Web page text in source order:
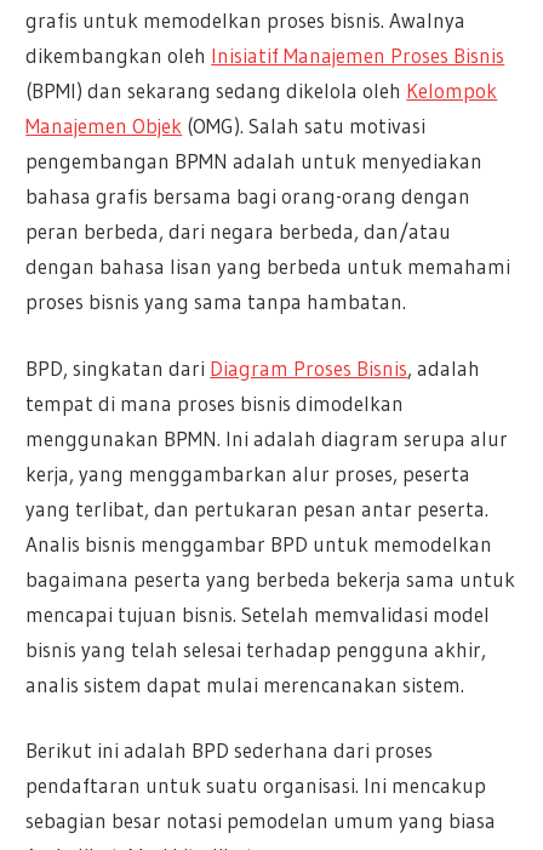
grafis untuk memodelkan proses bisnis. Awalnya
dikembangkan oleh Inisiatif Manajemen Proses Bisnis
(BPMI) dan sekarang sedang dikelola oleh Kelompok
Manajemen Objek (OMG). Salah satu motivasi
pengembangan BPMN adalah untuk menyediakan
bahasa grafis bersama bagi orang-orang dengan
peran berbeda, dari negara berbeda, dan/atau
dengan bahasa lisan yang berbeda untuk memahami
proses bisnis yang sama tanpa hambatan.
BPD, singkatan dari Diagram Proses Bisnis, adalah
tempat di mana proses bisnis dimodelkan
menggunakan BPMN. Ini adalah diagram serupa alur
kerja, yang menggambarkan alur proses, peserta
yang terlibat, dan pertukaran pesan antar peserta.
Analis bisnis menggambar BPD untuk memodelkan
bagaimana peserta yang berbeda bekerja sama untuk
mencapai tujuan bisnis. Setelah memvalidasi model
bisnis yang telah selesai terhadap pengguna akhir,
analis sistem dapat mulai merencanakan sistem.
Berikut ini adalah BPD sederhana dari proses
pendaftaran untuk suatu organisasi. Ini mencakup
sebagian besar notasi pemodelan umum yang biasa